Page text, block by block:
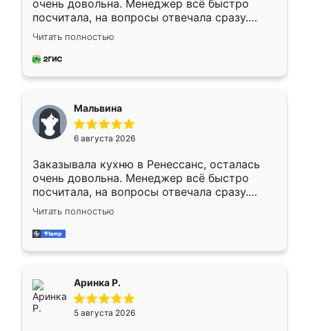
очень довольна. Менеджер всё быстро
посчитала, на вопросы отвечала сразу.
Замерщик приехал в субботу, подошёл к
делу со всей ответственностью. Собрали
за день, ребята работали аккуратно, даже
Читать полностью
Мальвина
6 августа 2026
Заказывала кухню в Ренессанс, осталась
очень довольна. Менеджер всё быстро
посчитала, на вопросы отвечала сразу.
Замерщик приехал в субботу, подошёл к
делу со всей ответственностью. Собрали
за день, ребята работали аккуратно, даже
Читать полностью
Аринка Р.
5 августа 2026